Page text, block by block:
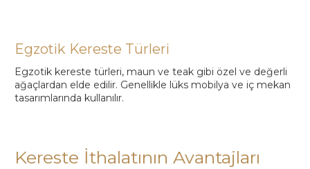
Egzotik Kereste Türleri
Egzotik kereste türleri, maun ve teak gibi özel ve değerli
ağaçlardan elde edilir. Genellikle lüks mobilya ve iç mekan
tasarımlarında kullanılır.
Kereste İthalatının Avantajları